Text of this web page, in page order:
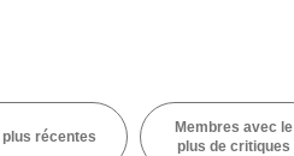
plus récentes
Membres avec le
plus de critiques